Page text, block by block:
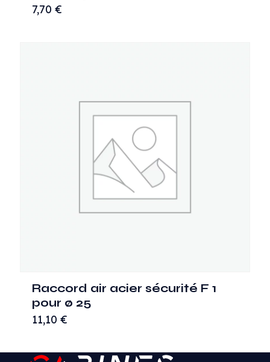
7,70 €
Raccord air acier sécurité F 1
pour ø 25
11,10 €